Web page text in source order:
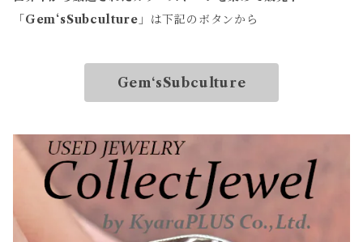
「 Gem‘sSubculture 」は下記のボタンから
Gem‘sSubculture